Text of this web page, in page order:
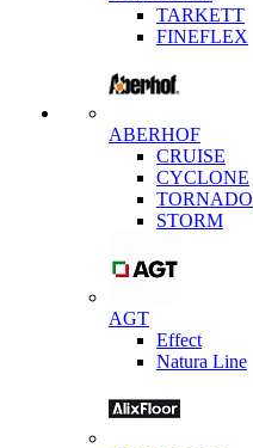
TARKETT
FINEFLEX
ABERHOF
CRUISE
CYCLONE
TORNADO
STORM
AGT
Effect
Natura Line